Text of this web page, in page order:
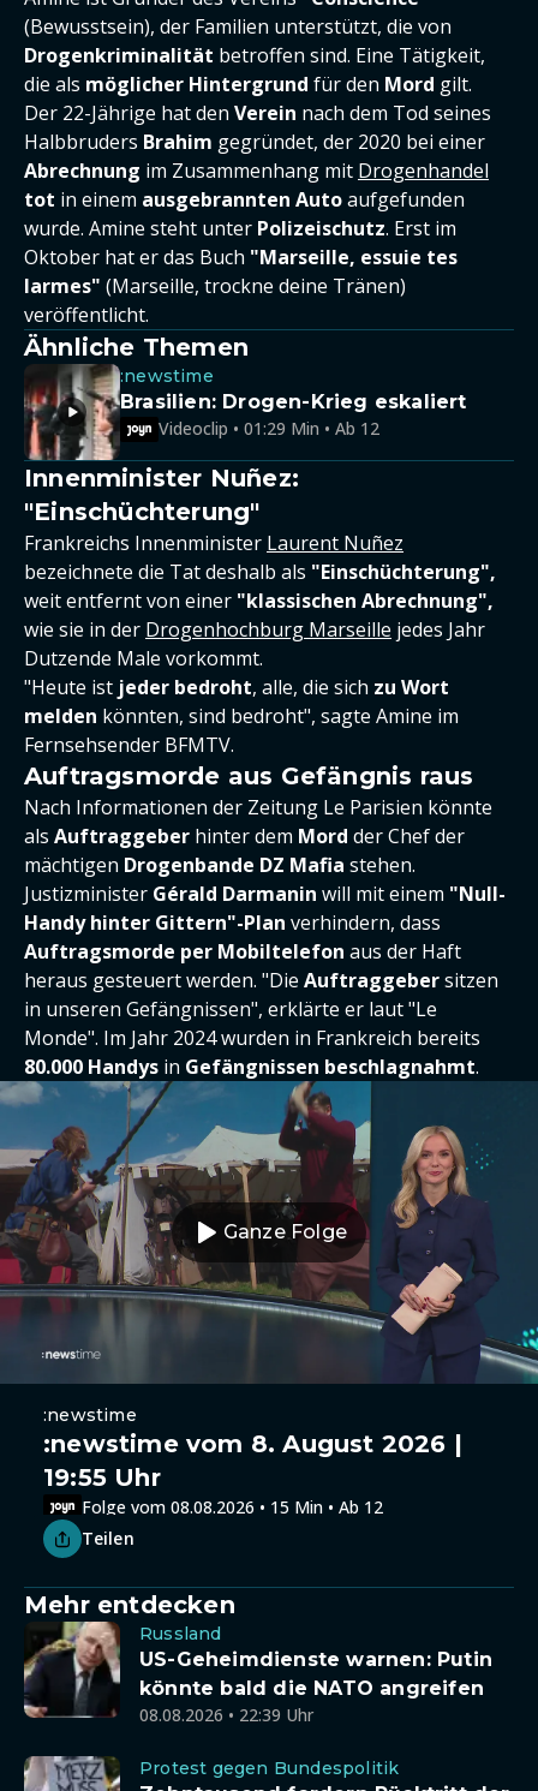
(Bewusstsein), der Familien unterstützt, die von
Drogenkriminalität betroffen sind. Eine Tätigkeit,
die als möglicher Hintergrund für den Mord gilt.
Der 22-Jährige hat den Verein nach dem Tod seines
Halbbruders Brahim gegründet, der 2020 bei einer
Abrechnung im Zusammenhang mit Drogenhandel
tot in einem ausgebrannten Autoaufgefunden
wurde. Amine steht unter Polizeischutz. Erst im
Oktober hat er das Buch "Marseille, essuie tes
larmes" (Marseille, trockne deine Tränen)
veröffentlicht.
Ähnliche Themen
:newstime
Brasilien: Drogen-Krieg eskaliert
Videoclip • 01:29 Min • Ab 12
Innenminister Nuñez:
"Einschüchterung"
Frankreichs Innenminister Laurent Nuñez
bezeichnete die Tat deshalb als "Einschüchterung",
weit entfernt von einer "klassischen Abrechnung",
wie sie in der Drogenhochburg Marseille jedes Jahr
Dutzende Male vorkommt.
"Heute ist jeder bedroht, alle, die sich zu Wort
melden könnten, sind bedroht", sagte Amine im
Fernsehsender BFMTV.
Auftragsmorde aus Gefängnis raus
Nach Informationen der Zeitung Le Parisien könnte
als Auftraggeber hinter dem Mord der Chef der
mächtigen Drogenbande DZ Mafia stehen.
Justizminister Gérald Darmanin will mit einem "Null-
Handy hinter Gittern"-Plan verhindern, dass
Auftragsmorde per Mobiltelefon aus der Haft
heraus gesteuert werden. "Die Auftraggebersitzen
in unseren Gefängnissen", erklärte er laut "Le
Monde". Im Jahr 2024 wurden in Frankreich bereits
80.000 Handys in Gefängnissen beschlagnahmt.
Ganze Folge
:newstime
:newstime vom 8. August 2026 |
19:55 Uhr
Folge vom 08.08.2026 • 15 Min • Ab 12
Teilen
Mehr entdecken
Russland
US-Geheimdienste warnen: Putin
könnte bald die NATO angreifen
08.08.2026 • 22:39 Uhr
Protest gegen Bundespolitik